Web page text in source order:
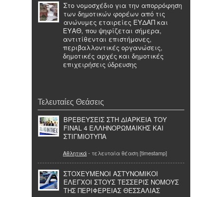
Στο νομοσχέδιο για την απορρόφηση
των δημοτικών φορέων από τις
ανώνυμες εταιρείες ΕΥΔΑΠ και
ΕΥΑΘ, που ψηφίζεται σήμερα,
αντιτίθενται επιστήμονες,
περιβαλλοντικές οργανώσεις,
δημοτικές αρχές και δημοτικές
επιχειρήσεις ύδρευσης
Τελευταίες Θεάσεις
ΒΡΕΒΕΥΣΕΙΣ ΣΤΗ ΔΙΑΡΚΕΙΑ ΤΟΥ
FINAL 4 ΕΛΛΗΝΟΡΩΜΑΙΚΗΣ ΚΑΙ
ΣΤΙΓΜΙΟΤΥΠΑ
Αθλητικά- τελευταία θέαση [timestamp]
ΣΤΟΧΕΥΜΕΝΟΙ ΑΣΤΥΝΟΜΙΚΟΙ
ΕΛΕΓΧΟΙ ΣΤΟΥΣ ΤΕΣΣΕΡΙΣ ΝΟΜΟΥΣ
ΤΗΣ ΠΕΡΙΦΕΡΕΙΑΣ ΘΕΣΣΑΛΙΑΣ